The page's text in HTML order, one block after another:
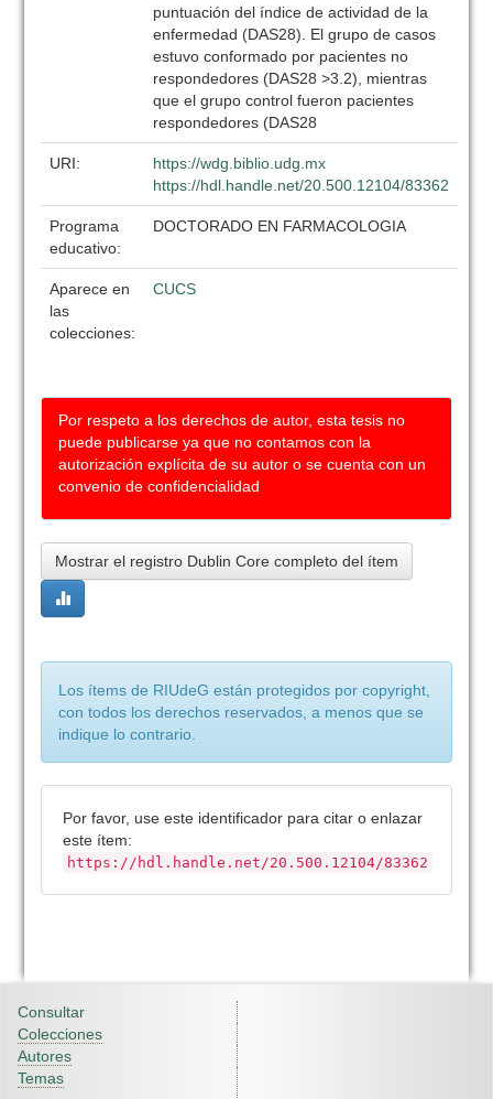
puntuación del índice de actividad de la
enfermedad (DAS28). El grupo de casos
estuvo conformado por pacientes no
respondedores (DAS28 >3.2), mientras
que el grupo control fueron pacientes
respondedores (DAS28
URI:
https://wdg.biblio.udg.mx
https://hdl.handle.net/20.500.12104/83362
Programa
educativo:
DOCTORADO EN FARMACOLOGIA
Aparece en
las
colecciones:
CUCS
Por respeto a los derechos de autor, esta tesis no
puede publicarse ya que no contamos con la
autorización explícita de su autor o se cuenta con un
convenio de confidencialidad
Mostrar el registro Dublin Core completo del ítem
Los ítems de RIUdeG están protegidos por copyright,
con todos los derechos reservados, a menos que se
indique lo contrario.
Por favor, use este identificador para citar o enlazar
este ítem:
https://hdl.handle.net/20.500.12104/83362
Consultar
Colecciones
Autores
Temas